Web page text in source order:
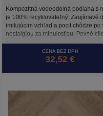
Kompozitná vodeodolná podlaha s
je 100% recyklovateľný. Zaujímavé
imitujúcim vzhľad a pocit chôdze
nostalgiou za minulosťou. Pevné
predurčujú tieto dekory pre použitie
CENA BEZ DPH
32,52 €